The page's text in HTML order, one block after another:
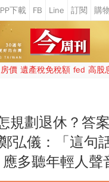
房價 遺產稅免稅額 fed 高股
規劃退休？答
弘儀：「這句
應多聽年輕人聲